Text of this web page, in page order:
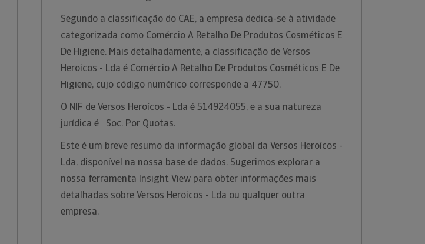
Segundo a classificação do CAE, a empresa dedica-se à atividade
categorizada como Comércio A Retalho De Produtos Cosméticos E
De Higiene. Mais detalhadamente, a classificação de Versos
Heroícos - Lda é Comércio A Retalho De Produtos Cosméticos E De
Higiene, cujo código numérico corresponde a 47750.
O NIF de Versos Heroícos - Lda é 514924055, e a sua natureza
jurídica é Soc. Por Quotas.
Este é um breve resumo da informação global da Versos Heroícos -
Lda, disponível na nossa base de dados. Sugerimos explorar a
nossa ferramenta Insight View para obter informações mais
detalhadas sobre Versos Heroícos - Lda ou qualquer outra
empresa.